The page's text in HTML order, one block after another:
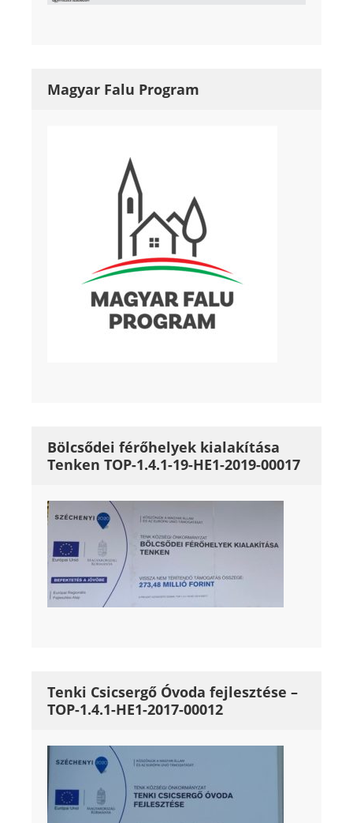
Magyar Falu Program
Bölcsődei férőhelyek kialakítása
Tenken TOP-1.4.1-19-HE1-2019-00017
Tenki Csicsergő Óvoda fejlesztése –
TOP-1.4.1-HE1-2017-00012